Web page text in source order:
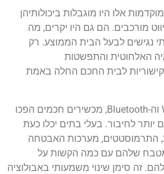
אלו היו מוגבלות ביכולותיהן
מורכבים. הם גם היו יקרים, מה
נגישים לבעל הבית הממוצע. רק
האלחוטית והתפשטות
לבית החכם החלה באמת
עם כניסת ה-Wi-Fi וה-Bluetooth, מכשירים חכמים הפכו
יותר לחיבור. בעלי בתים יכלו כעת
התרמוסטטים, מערכות האבטחה
שלהם עם כמה הקשות על
זה סימן שינוי משמעותי באבולוציה